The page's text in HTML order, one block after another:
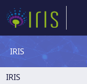
IRIS
IRIS